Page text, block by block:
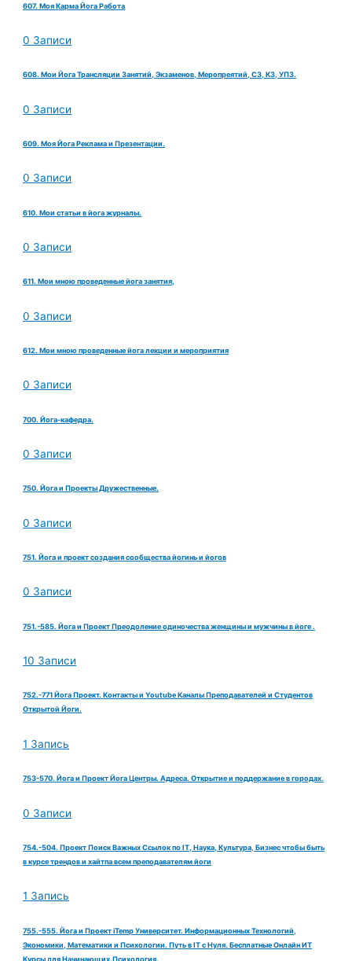
607. Моя Карма Йога Работа
0 Записи
608. Мои Йога Трансляции Занятий, Экзаменов, Меропреятий, СЗ, КЗ, УПЗ.
0 Записи
609. Моя Йога Реклама и Презентации.
0 Записи
610. Мои статьи в йога журналы.
0 Записи
611. Мои мною проведенные йога занятия,
0 Записи
612. Мои мною проведенные йога лекции и мероприятия
0 Записи
700. Йога-кафедра.
0 Записи
750. Йога и Проекты Дружественные.
0 Записи
751. Йога и проект создания сообщества йогинь и йогов
0 Записи
751.-585. Йога и Проект Преодоление одиночества женщины и мужчины в йоге .
10 Записи
752.-771 Йога Проект. Контакты и Youtube Каналы Преподавателей и Студентов
Открытой Йоги.
1 Запись
753-570. Йога и Проект Йога Центры. Адреса. Открытие и поддержание в городах.
0 Записи
754.-504. Проект Поиск Важных Ссылок по IT, Наука, Культура, Бизнес чтобы быть
в курсе трендов и хайтпа всем преподавателям йоги
1 Запись
755.-555. Йога и Проект iTemp Университет. Информационных Технологий,
Экономики, Математики и Психологии. Путь в IT с Нуля. Бесплатные Онлайн ИТ
Курсы для Начинающих.Психология.